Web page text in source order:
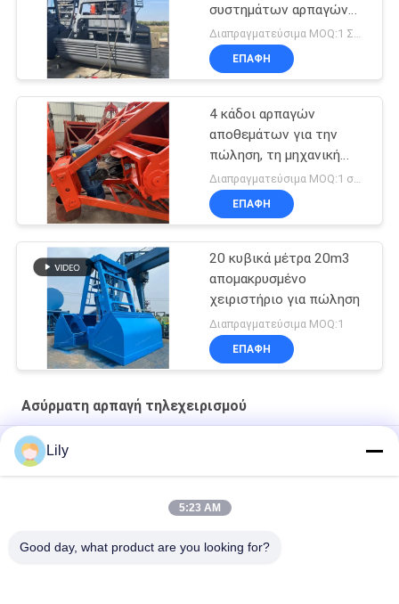
συστημάτων αρπαγών
τηλεχειρισμού
Διαπραγματεύσιμα MOQ:1 ΣΥΝΟΛΟ
ΕΠΑΦΉ
4 κάδοι αρπαγών
αποθεμάτων για την
πώληση, τη μηχανική
αρπαγή και την
ηλεκτρουδραυλική
αρπαγή
Διαπραγματεύσιμα MOQ:1 σύνολο
ΕΠΑΦΉ
20 κυβικά μέτρα 20m3
απομακρυσμένο
χειριστήριο για πώληση
Διαπραγματεύσιμα MOQ:1
ΕΠΑΦΉ
Ασύρματη αρπαγή τηλεχειρισμού
αρπαγή ελέγχου 100m Radio Remote
4CBM σκάφος αρπαγών
14CBM Μία γραμμή Ραδιοφωνικό τηλεχειριστήριο Grab
Lily
5:23 AM
Good day, what product are you looking for?